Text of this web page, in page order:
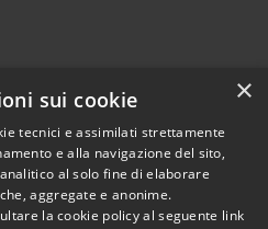
Copyright © 2026 • Comune di
×
sui cookie
tecnici e assimilati strettamente
e alla navigazione del sito,
al solo fine di elaborare
aggregate e anonime.
la cookie policy al seguente link